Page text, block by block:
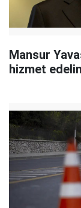
Mansur
hizmet